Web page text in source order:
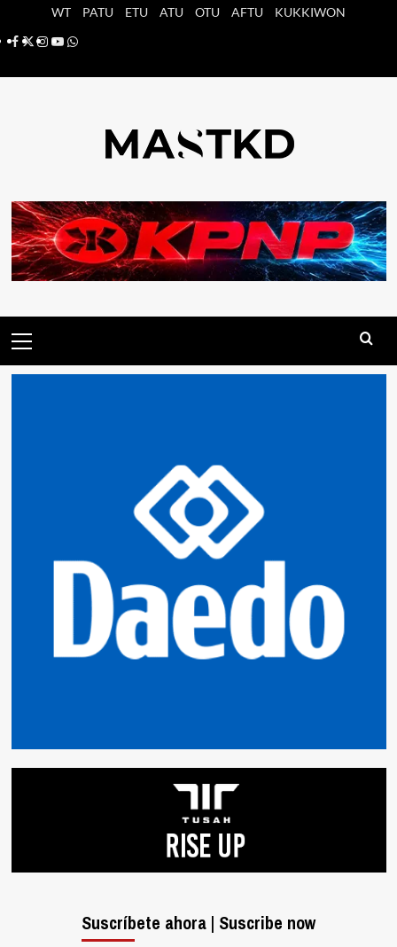
WT PATU ETU ATU OTU AFTU
KUKKIWON
Facebook
X Instagram
YouTube
Whatsapp
principal
Suscríbete ahora | Suscribe now